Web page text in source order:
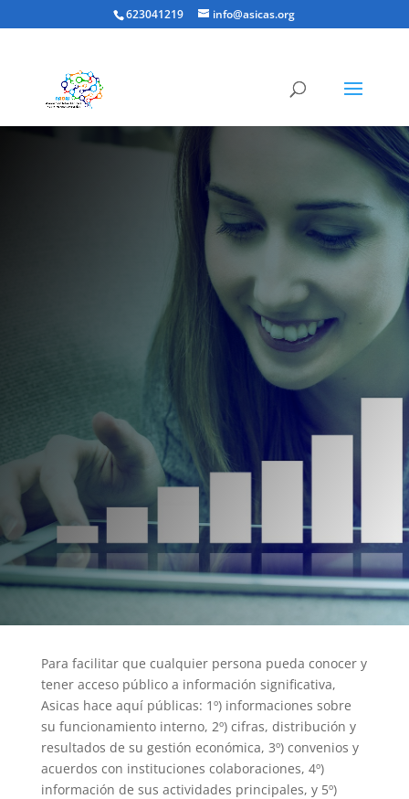
623041219 info@asicas.org
En cualquier entidad comprometida
con la mejora de los Derechos
Humanos, y más aún cuando este
compromiso se realiza en favor de
personas con discapacidad y con
necesidades de apoyo, la
Transparencia y la rendición de
cuentas
deben ser parte de su razón
de ser.
Para facilitar que cualquier persona pueda conocer y
tener acceso público a información significativa,
Asicas hace aquí públicas: 1º) informaciones sobre
su funcionamiento interno, 2º) cifras, distribución y
resultados de su gestión económica, 3º) convenios y
acuerdos con instituciones colaboraciones, 4º)
información de sus actividades principales, y 5º)